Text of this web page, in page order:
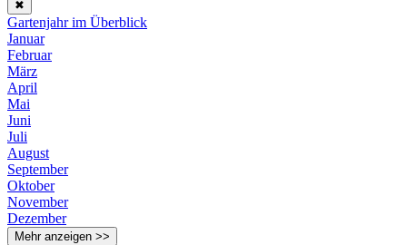
✖
Gartenjahr im Überblick
Januar
Februar
März
April
Mai
Juni
Juli
August
September
Oktober
November
Dezember
Mehr anzeigen >>